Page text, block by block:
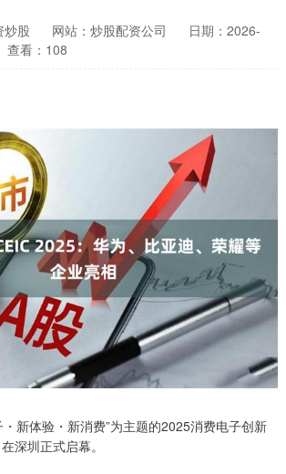
炒股 网站：炒股配资公司
日期：2026-
查看：108
新体验・新消费”为主题的2025消费电子创新
深圳正式启幕。